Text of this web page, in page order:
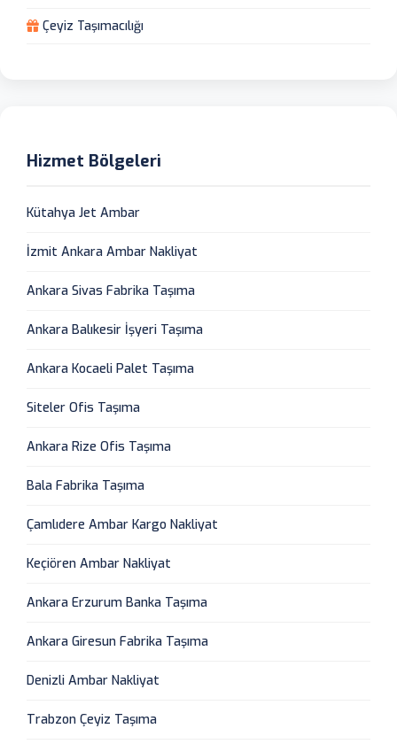
Çeyiz Taşımacılığı
Hizmet Bölgeleri
Kütahya Jet Ambar
İzmit Ankara Ambar Nakliyat
Ankara Sivas Fabrika Taşıma
Ankara Balıkesir İşyeri Taşıma
Ankara Kocaeli Palet Taşıma
Siteler Ofis Taşıma
Ankara Rize Ofis Taşıma
Bala Fabrika Taşıma
Çamlıdere Ambar Kargo Nakliyat
Keçiören Ambar Nakliyat
Ankara Erzurum Banka Taşıma
Ankara Giresun Fabrika Taşıma
Denizli Ambar Nakliyat
Trabzon Çeyiz Taşıma